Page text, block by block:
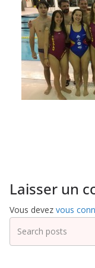
de
Hockey
Laisser un
Vous devez vous